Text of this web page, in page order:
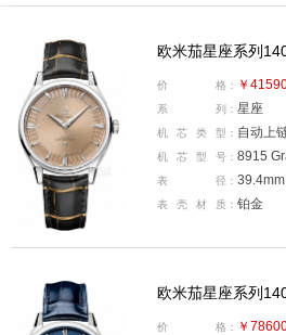
全新天文台系列腕表采用经典的
代星座腕表问世不久后的标志性
欧米茄星座系列
价 格： ￥
系 列： 星座
机 芯 类 型： 自动上
机 芯 型 号： 8915
表 径： 39.4mm
表 壳 材 质： 铂金
欧米茄星座系列
价 格： ￥